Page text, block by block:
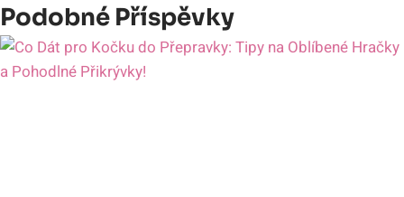
Podobné Příspěvky